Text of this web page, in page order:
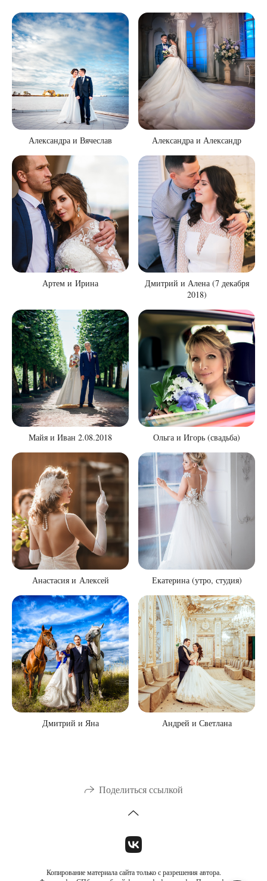
Александра и Вячеслав Александра и Александр
Артем и Ирина
Дмитрий и Алена (7 декабря
2018)
Майя и Иван 2.08.2018 Ольга и Игорь (свадьба)
Анастасия и Алексей Екатерина (утро, студия)
Дмитрий и Яна Андрей и Светлана
Поделиться ссылкой
Копирование материала сайта только с разрешения автора.